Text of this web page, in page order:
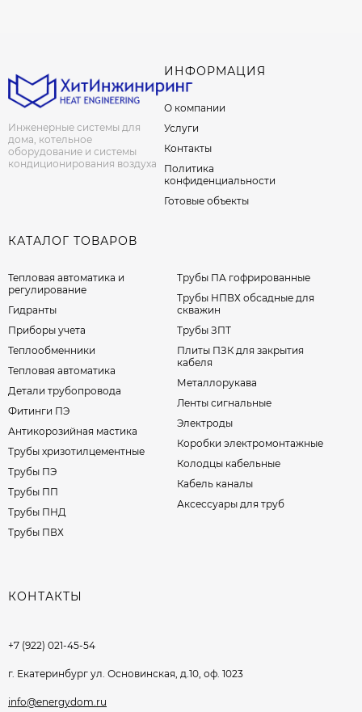
Инженерные системы для
дома, котельное
оборудование и системы
кондиционирования воздуха
ИНФОРМАЦИЯ
О компании
Услуги
Контакты
Политика
конфиденциальности
Готовые объекты
КАТАЛОГ ТОВАРОВ
Тепловая автоматика и
регулирование
Гидранты
Приборы учета
Теплообменники
Тепловая автоматика
Детали трубопровода
Фитинги ПЭ
Антикорозийная мастика
Трубы хризотилцементные
Трубы ПЭ
Трубы ПП
Трубы ПНД
Трубы ПВХ
Трубы ПА гофрированные
Трубы НПВХ обсадные для
скважин
Трубы ЗПТ
Плиты ПЗК для закрытия
кабеля
Металлорукава
Ленты сигнальные
Электроды
Коробки электромонтажные
Колодцы кабельные
Кабель каналы
Аксессуары для труб
КОНТАКТЫ
+7 (922) 021-45-54
г. Екатеринбург ул. Основинская, д.10, оф. 1023
info@energydom.ru